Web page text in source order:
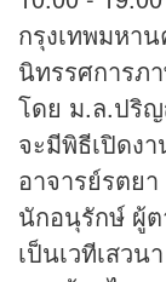
กรุงเทพมหา
นิทรรศการภ
โดย ม.ล.ปริ
จะมีพิธีเปิดง
อาจารย์รตย
นักอนุรักษ์ ผู้
เป็นเวทีเสว